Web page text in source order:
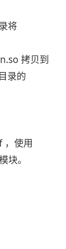
将
拷贝到
录的
，使用
。